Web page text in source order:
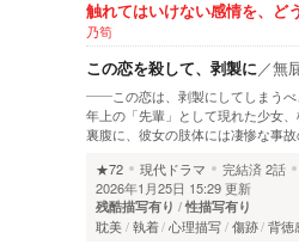
触れてはいけない感情を、ど
乃筍
この恋を殺して、剥製に／無
――この恋は、剥製にしてしまうべ
年上の「先輩」として現れた少女
裏腹に、彼女の肢体には凄惨な事
★72
現代ドラマ 完結済2話
2026年1月25日 15:29 更新
残酷描写有り 性描写有り
耽美 執着 心理描写 傷跡 背徳